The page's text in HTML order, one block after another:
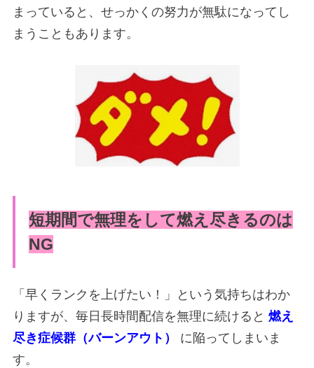
まっていると、せっかくの努力が無駄になってし
まうこともあります。
短期間で無理をして燃え尽きるのは
NG
「早くランクを上げたい！」という気持ちはわか
りますが、毎日長時間配信を無理に続けると 燃え
尽き症候群（バーンアウト）
に陥ってしまいま
す。